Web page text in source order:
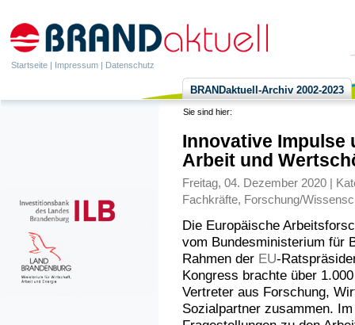
Startseite | Impressum | Datenschutz
BRANDaktuell-Archiv 2002-2023
Sie sind hier:
Innovative Impulse
Arbeit und
Freitag, 04. Dezember 2020 |
Fachkräfte, Forschung/
Die Europäische
vom Bundesministerium für
Rahmen der EU-
Kongress brachte über
Vertreter aus Forschung,
Sozialpartner zusammen.